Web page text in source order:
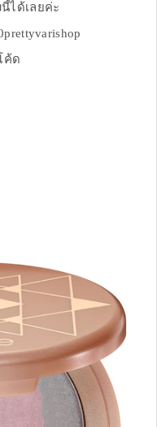
ได้เลยค่ะ
ค้ด